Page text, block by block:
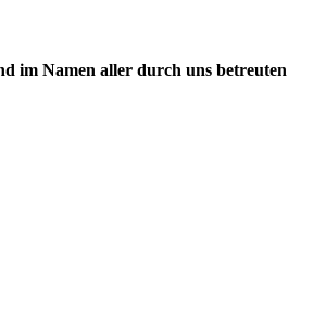
im Namen aller durch uns betreuten